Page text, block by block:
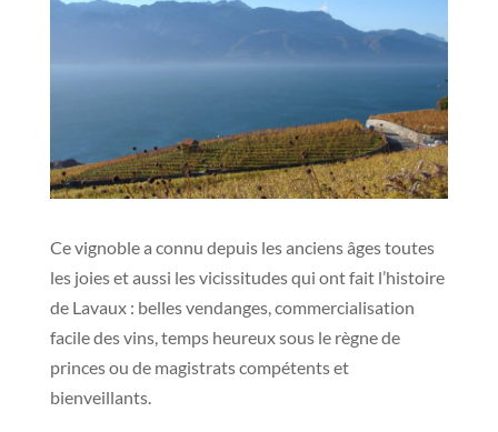
Ce vignoble a connu depuis les anciens âges toutes
les joies et aussi les vicissitudes qui ont fait l’histoire
de Lavaux : belles vendanges, commercialisation
facile des vins, temps heureux sous le règne de
princes ou de magistrats compétents et
bienveillants.